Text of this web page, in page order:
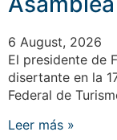
6 August, 2026
El presidente de
disertante en la
Federal de
Leer más »